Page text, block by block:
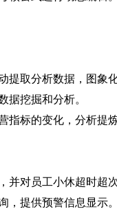
提取分析数据，图象
据挖掘和分析。
指标的变化，分析提
并对员工小休超时超
，提供预警信息显示。